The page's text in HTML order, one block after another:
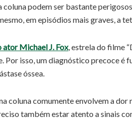
podem ser bastante
em episódios mais graves, a
ator Michael J. Fox, estrela do filme
Por isso, um diagnóstico precoce é
óssea.
coluna comumente envolvem a
também estar atento a sinais